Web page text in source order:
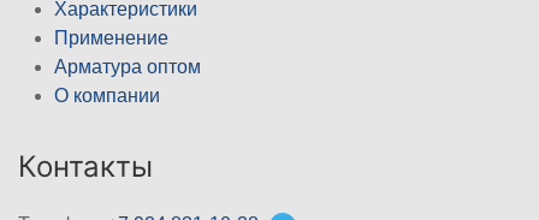
Характеристики
Применение
Арматура оптом
О компании
Контакты